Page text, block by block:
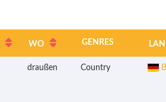
WO GENRES
draußen Country